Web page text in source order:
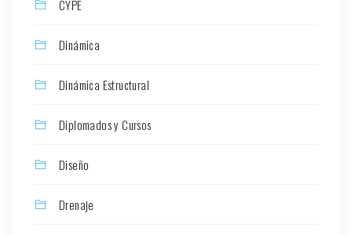
CYPE
Dinámica
Dinámica Estructural
Diplomados y Cursos
Diseño
Drenaje